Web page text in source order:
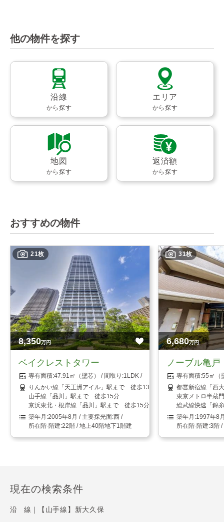
他の物件を探す
沿線
から探す
エリア
から探す
地図
から探す
返済額
から探す
おすすめの物件
21枚
8,350万円
ベイクレストタワー
47.91㎡（壁芯）
1LDK
りんかい線「天王洲アイル」駅まで 徒歩13分
山手線「品川」駅まで 徒歩15分
京浜東北・根岸線「品川」駅まで 徒歩15分
2005年8月
西
22階 / 地上40階地下1階建
31枚
6,680万円
ノーブル亀戸
55㎡（
都営新宿線「西
東京メトロ半蔵
総武線快速「錦
1997年8
3階 /
現在の検索条件
沿 線｜ 【山手線】新大久保